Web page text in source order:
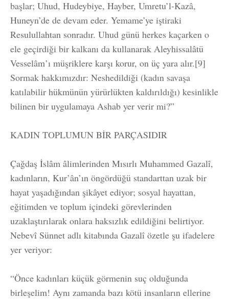
başlar; Uhud, Hudeybiye, Hayber, Umretu’l-Kazâ,
Huneyn’de de devam eder. Yemame’ye iştiraki
Resulullahtan sonradır. Uhud günü herkes kaçarken o
ele geçirdiği bir kalkanı da kullanarak Aleyhissalâtü
Vesselâm’ı müşriklere karşı korur, on üç yara alır.[9]
Sormak hakkımızdır: Neshedildiği (kadın savaşa
katılabilir hükmünün yürürlükten kaldırıldığı) kesinlikle
bilinen bir uygulamaya Ashab yer verir mi?”
KADIN TOPLUMUN BİR PARÇASIDIR
Çağdaş İslâm âlimlerinden Mısırlı Muhammed Gazalî,
kadınların, Kur’ân’ın öngördüğü standarttan uzak bir
hayat yaşadığından şikâyet ediyor; sosyal hayattan,
eğitimden ve toplum içindeki görevlerinden
uzaklaştırılarak onlara haksızlık edildiğini belirtiyor.
Nebevî Sünnet adlı kitabında Gazalî özetle şu ifadelere
yer veriyor:
“Önce kadınları küçük görmenin suç olduğunda
birleşelim! Aynı zamanda bazı kötü insanların ellerine